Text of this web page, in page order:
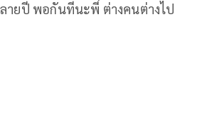
ายปี พอกันทีนะพี่ ต่างคนต่างไป